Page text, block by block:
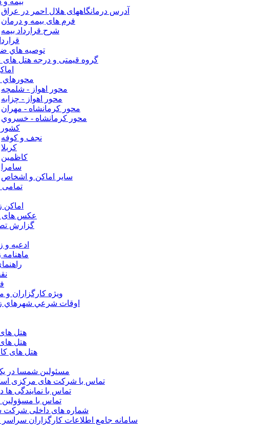
آدرس درمانگاههای هلال احمر در عراق
فرم های بیمه و درمان
شرح قرارداد بیمه
توصيه هاي
گروه قیمتی و درجه هتل های
محور اهواز - شلمچه
محور اهواز - چزابه
محور كرمانشاه - مهران
محور كرمانشاه - خسروي
نجف و كوفه
كربلا
كاظمين
سامرا
ساير اماكن و اشخاص
تمامی
اماکن
عکس های
گزارش
ادعیه و
ماهنامه
ويژه كارگزاران و
اوقات شرعي شهرهاي
هتل
هتل
هتل های
مسئولین شمسا در
تماس با شرکت های مرکزی
تماس با نمایندگی ها
تماس با
شماره های داخلی شرکت
سامانه جامع اطلاعات کارگزاران